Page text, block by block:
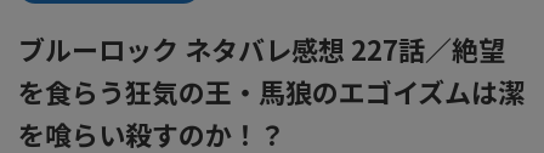
ブルーロック ネタバレ感想 227話／絶望
を食らう狂気の王・馬狼のエゴイズムは潔
を喰らい殺すのか！？